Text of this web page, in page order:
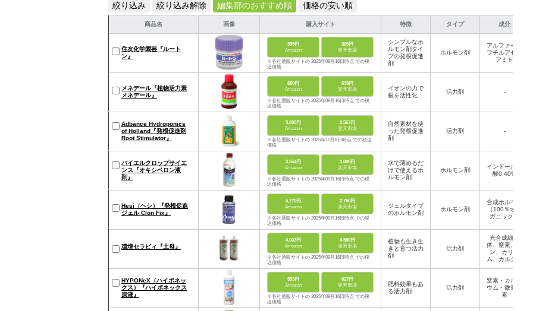
絞り込み 絞り込み解除 編集部のおすすめ順 価格の安い順
商品名 画像 購入サイト 特徴 タイプ 成分
住友化学園芸『ルート
ン』
395円
Amazon
395円
楽天市場
※各社通販サイトの 2025年09月16日時点 での税
込価格
シンプルなホ
ルモン剤タイ
プの発根促進
剤
ホルモン剤
アルファーナ
フチルアセト
アミド
メネデール『植物活力素
メネデール』
680円
Amazon
638円
楽天市場
※各社通販サイトの 2025年09月16日時点 での税
込価格
イオンの力で
根を活性化
活力剤 -
Adbance Hydroponics
of Holland『発根促進剤
Root Stimulator』
3,680円
Amazon
2,567円
楽天市場
※各社通販サイトの 2025年10月8日時点 での税込
価格
自然素材を使
った発根促進
剤
活力剤 -
バイエルクロップサイエ
ンス『オキシベロン液
剤』
3,554円
Amazon
3,080円
楽天市場
※各社通販サイトの 2025年09月16日時点 での税
込価格
水で薄めるだ
けで使えるホ
ルモン剤
ホルモン剤
インドール酪
酸0.40%
Hesi（ヘシ）『発根促進
ジェル Clon Fix』
5,270円
Amazon
2,750円
楽天市場
※各社通販サイトの 2025年09月16日時点 での税
込価格
ジェルタイプ
のホルモン剤
ホルモン剤
合成ホルモン
（100％オー
ガニック）
環境セラピィ『土母』
4,003円
Amazon
4,580円
楽天市場
※各社通販サイトの 2025年09月16日時点 での税
込価格
植物も生き生
きと育つ活力
剤
活力剤
光合成細菌
体、窒素、リ
ン、カリウ
ム、カルシウ
素9種
HYPONeX（ハイポネッ
クス）『ハイポネックス
原液』
553円
Amazon
627円
楽天市場
※各社通販サイトの 2025年09月16日時点 での税
込価格
肥料効果もあ
る活力剤
活力剤
窒素・カルシ
ウム・微量要
素